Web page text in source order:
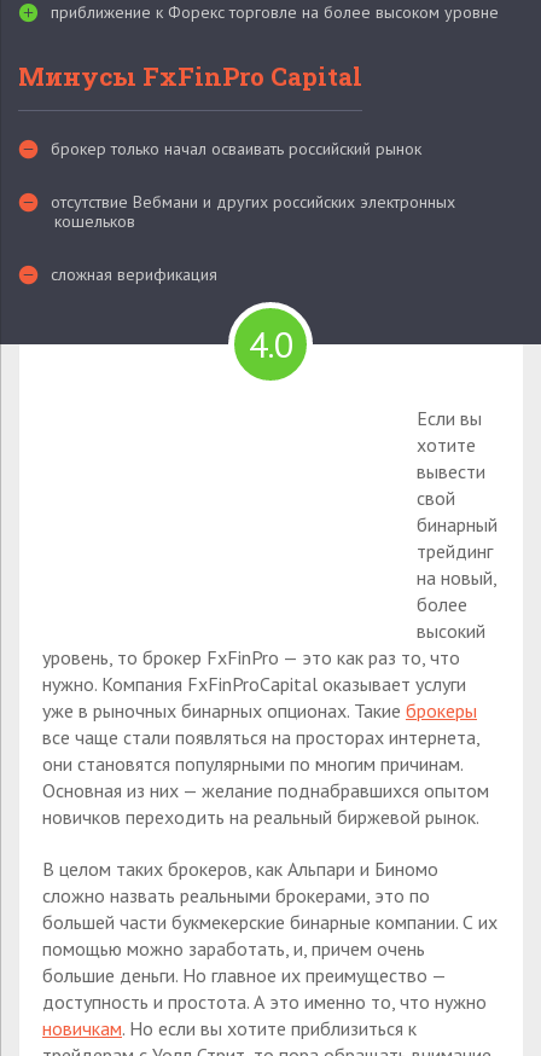
приближение к Форекс торговле на более высоком уровне
Минусы FxFinPro Capital
брокер только начал осваивать российский рынок
отсутствие Вебмани и других российских электронных
кошельков
сложная верификация
4.0
Если вы
хотите
вывести
свой
бинарный
трейдинг
на новый,
более
высокий
уровень, то брокер FxFinPro — это как раз то, что
нужно. Компания FxFinProCapital оказывает услуги
уже в рыночных бинарных опционах. Такие брокеры
все чаще стали появляться на просторах интернета,
они становятся популярными по многим причинам.
Основная из них — желание поднабравшихся опытом
новичков переходить на реальный биржевой рынок.
В целом таких брокеров, как Альпари и Биномо
сложно назвать реальными брокерами, это по
большей части букмекерские бинарные компании. С их
помощью можно заработать, и, причем очень
большие деньги. Но главное их преимущество —
доступность и простота. А это именно то, что нужно
новичкам. Но если вы хотите приблизиться к